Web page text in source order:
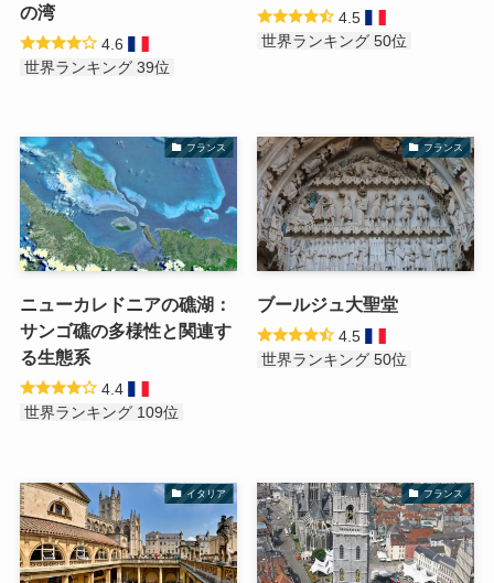
の湾
4.6
世界ランキング 39位
4.5
世界ランキング 50位
フランス
ニューカレドニアの礁湖：
サンゴ礁の多様性と関連す
る生態系
4.4
世界ランキング 109位
フランス
ブールジュ大聖堂
4.5
世界ランキング 50位
イタリア フランス